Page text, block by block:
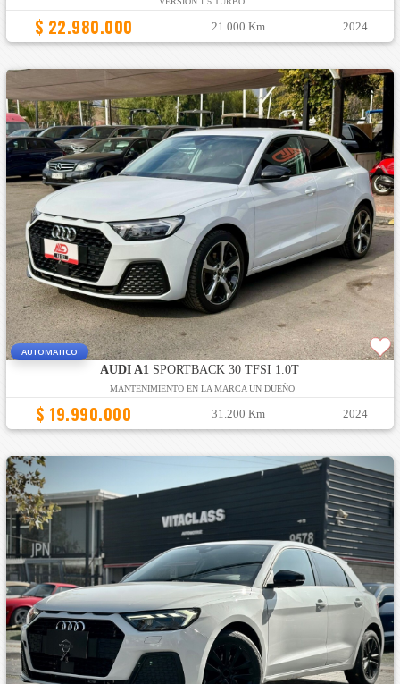
$ 22.980.000 21.000 Km 2024
AUTOMATICO
AUDI A1 SPORTBACK 30 TFSI 1.0T
MANTENIMIENTO EN LA MARCA UN DUEÑO
$ 19.990.000 31.200 Km 2024